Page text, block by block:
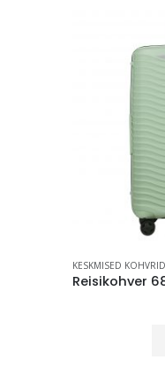
REISIKOHVRID
KESKMISED